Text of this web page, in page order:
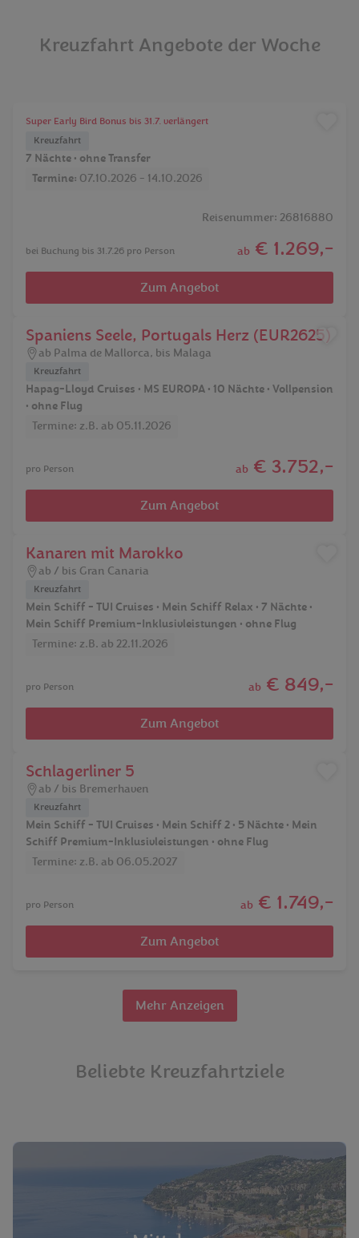
Kreuzfahrt Angebote der Woche
Super Early Bird Bonus bis 31.7. verlängert
TCB Cruise 2027
Kreuzfahrt
7 Nächte • ohne Transfer
Termine: 07.10.2026 - 14.10.2026
Reisenummer: 26816880
bei Buchung bis 31.7.26 pro Person ab € 1.269,-
Zum Angebot
Spaniens Seele, Portugals Herz (EUR2625)
ab Palma de Mallorca, bis Malaga
Kreuzfahrt
Hapag-Lloyd Cruises • MS EUROPA • 10 Nächte • Vollpension
• ohne Flug
Termine: z.B. ab 05.11.2026
pro Person ab € 3.752,-
Zum Angebot
Kanaren mit Marokko
ab / bis Gran Canaria
Kreuzfahrt
Mein Schiff - TUI Cruises • Mein Schiff Relax • 7 Nächte •
Mein Schiff Premium-Inklusivleistungen • ohne Flug
Termine: z.B. ab 22.11.2026
pro Person ab € 849,-
Zum Angebot
Schlagerliner 5
ab / bis Bremerhaven
Kreuzfahrt
Mein Schiff - TUI Cruises • Mein Schiff 2 • 5 Nächte • Mein
Schiff Premium-Inklusivleistungen • ohne Flug
Termine: z.B. ab 06.05.2027
pro Person ab € 1.749,-
Zum Angebot
Mehr Anzeigen
Beliebte Kreuzfahrtziele